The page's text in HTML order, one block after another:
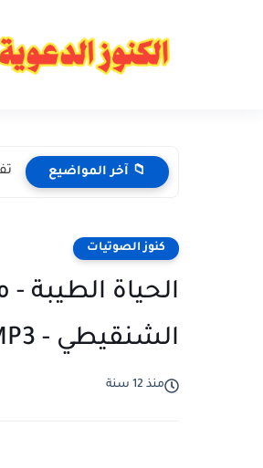
📁 آخر المواضيع
كنوز الصوتيات
الحياة
الشنقيطي - MP3 - جودة عالية
منذ 12 سنة